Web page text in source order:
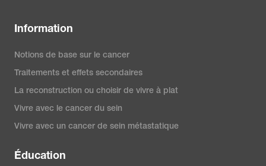
Information
Notions de base sur le cancer
Traitements et effets secondaires
La reconstruction ou choisir de vivre à plat
Vivre avec le cancer du sein
Vivre avec un cancer de sein métastatique
Éducation